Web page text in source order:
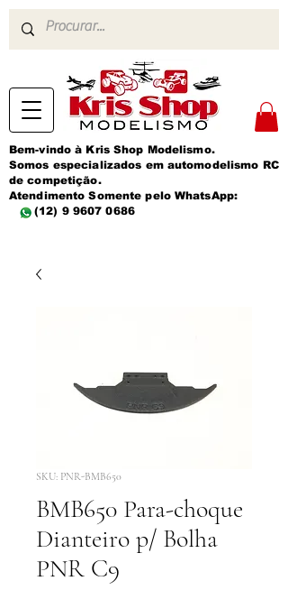
Bem-vindo à Kris Shop Modelismo.
Somos especializados em automodelismo RC
de competição.
Atendimento Somente pelo WhatsApp:
(12) 9 9607 0686
SKU: PNR-BMB650
BMB650 Para-choque
Dianteiro p/ Bolha
PNR C9